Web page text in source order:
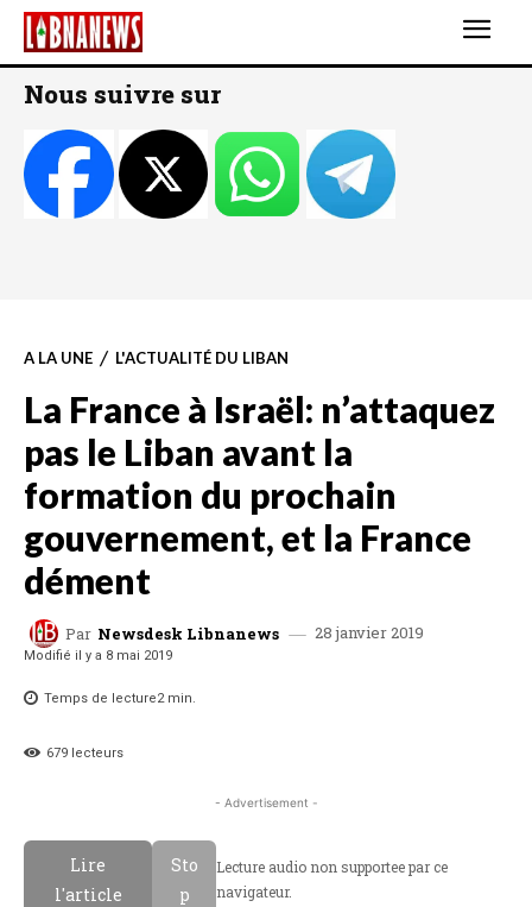
Nous suivre sur
A LA UNE L'ACTUALITÉ DU LIBAN
La France à Israël: n’attaquez
pas le Liban avant la
formation du prochain
gouvernement, et la France
dément
Par Newsdesk Libnanews 28 janvier 2019
Modifié il y a 8 mai 2019
Temps de lecture2min.
679 lecteurs
- Advertisement -
Lire
l'article
Sto
p
Lecture audio non supportee par ce
navigateur.